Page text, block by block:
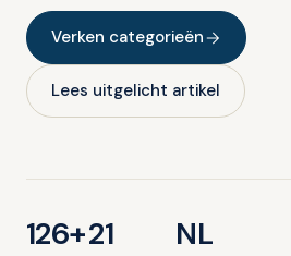
Verken categorieën
Lees uitgelicht artikel
126+21 NL